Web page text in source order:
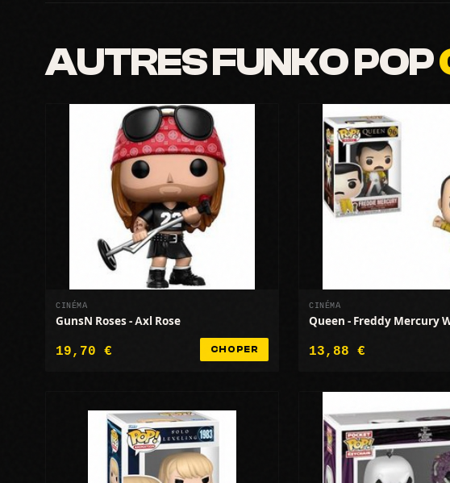
AUTRES FUNKO POP
CINÉMA
GunsN Roses - Axl Rose
19,70 € CHOPER
CINÉMA
Queen - Freddy Mercury
13,88 €